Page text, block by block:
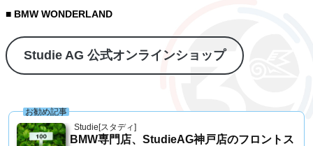
■ BMW WONDERLAND
Studie AG 公式オンラインショップ
Studie[スタディ]
お勧め記事
BMW専門店、StudieAG神戸店のフロントス